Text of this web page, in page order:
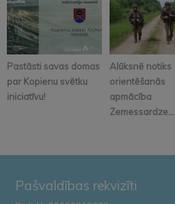
Pastāsti savas domas
par Kopienu svētku
iniciatīvu!
Alūksnē notiks
orientēšanās
apmācība
Zemessardze...
Pašvaldības rekvizīti